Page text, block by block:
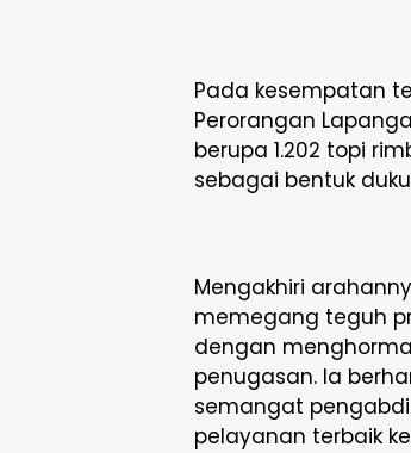
Pada kesempatan
Perorangan
berupa 1.202 topi
sebagai bentuk
Mengakhiri
memegang teguh
dengan
penugasan. Ia
semangat
pelayanan terbaik